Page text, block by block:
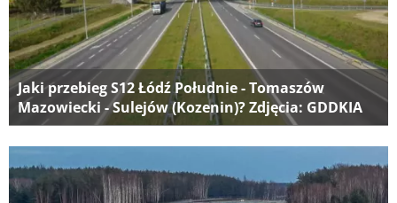
Jaki przebieg S12 Łódź Południe - Tomaszów
Mazowiecki - Sulejów (Kozenin)? Zdjęcia: GDDKIA